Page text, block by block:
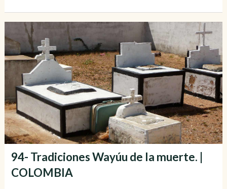
94- Tradiciones Wayúu de la muerte. |
COLOMBIA